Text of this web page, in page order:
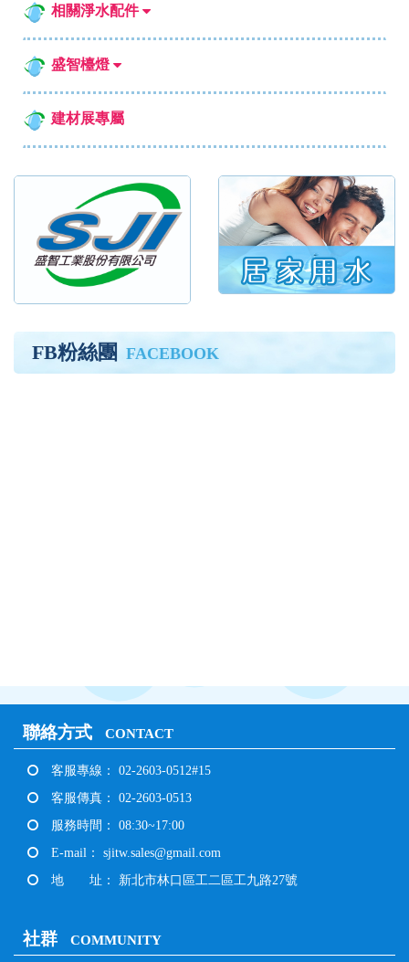
相關淨水配件
盛智檯燈
建材展專屬
FB粉絲團 FACEBOOK
聯絡方式 CONTACT
客服專線： 02-2603-0512#15
客服傳真： 02-2603-0513
服務時間： 08:30~17:00
E-mail： sjitw.sales@gmail.com
地 址： 新北市林口區工二區工九路27號
社群 COMMUNITY